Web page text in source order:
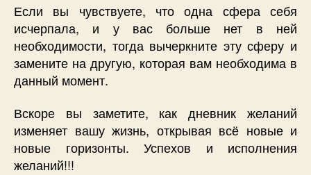
Если вы чувствуете, что одна сфера себя
исчерпала, и у вас больше нет в ней
необходимости, тогда вычеркните эту сферу и
замените на другую, которая вам необходима в
данный момент.
Вскоре вы заметите, как дневник желаний
изменяет вашу жизнь, открывая всё новые и
новые горизонты. Успехов и исполнения
желаний!!!